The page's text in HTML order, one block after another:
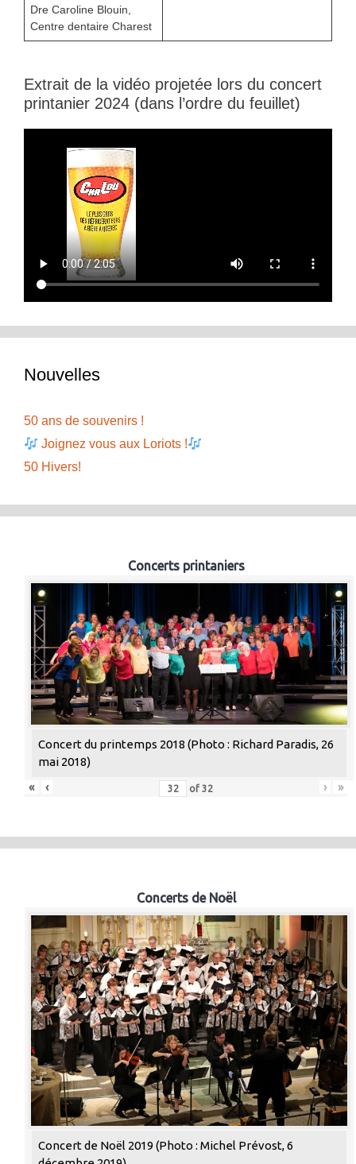
Dre Caroline Blouin,
Centre dentaire Charest
Extrait de la vidéo projetée lors du concert
printanier 2024 (dans l’ordre du feuillet)
Nouvelles
50 ans de souvenirs !
Joignez vous aux Loriots !
50 Hivers!
Concerts printaniers
Concert du printemps 2018 (Photo : Richard Paradis, 26
mai 2018)
«
‹ of 32 › »
Concerts de Noël
Concert de Noël 2019 (Photo : Michel Prévost, 6